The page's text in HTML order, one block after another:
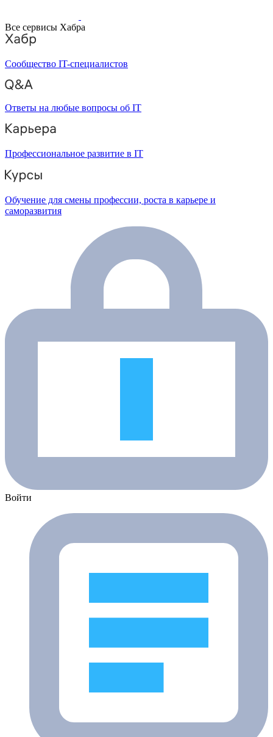
Все сервисы Хабра
Сообщество IT-специалистов
Ответы на любые вопросы об IT
Профессиональное развитие в IT
Обучение для смены профессии, роста в карьере и
саморазвития
Войти